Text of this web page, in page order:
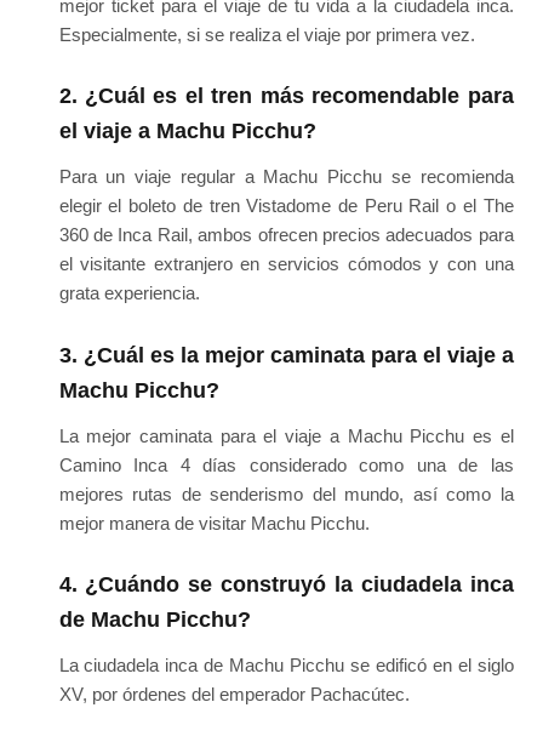
mejor ticket para el viaje de tu vida a la ciudadela inca.
Especialmente, si se realiza el viaje por primera vez.
2. ¿Cuál es el tren más recomendable para
el viaje a Machu Picchu?
Para un viaje regular a Machu Picchu se recomienda
elegir el boleto de tren Vistadome de Peru Rail o el The
360 de Inca Rail, ambos ofrecen precios adecuados para
el visitante extranjero en servicios cómodos y con una
grata experiencia.
3. ¿Cuál es la mejor caminata para el viaje a
Machu Picchu?
La mejor caminata para el viaje a Machu Picchu es el
Camino Inca 4 días considerado como una de las
mejores rutas de senderismo del mundo, así como la
mejor manera de visitar Machu Picchu.
4. ¿Cuándo se construyó la ciudadela inca
de Machu Picchu?
La ciudadela inca de Machu Picchu se edificó en el siglo
XV, por órdenes del emperador Pachacútec.